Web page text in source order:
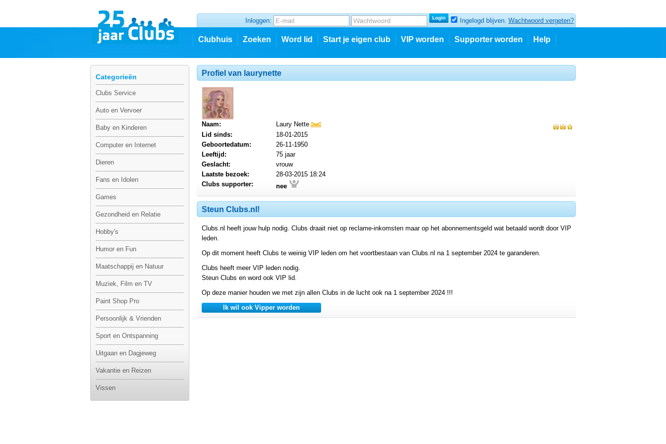
Inloggen: Ingelogd blijven. Wachtwoord vergeten?
Clubhuis Zoeken Word lid Start je eigen club VIP worden Supporter worden Help
Categorieën
Clubs Service
Auto en Vervoer
Baby en Kinderen
Computer en Internet
Dieren
Fans en Idolen
Games
Gezondheid en Relatie
Hobby's
Humor en Fun
Maatschappij en Natuur
Muziek, Film en TV
Paint Shop Pro
Persoonlijk & Vrienden
Sport en Ontspanning
Uitgaan en Dagjeweg
Vakantie en Reizen
Vissen
Profiel van laurynette
Naam: Laury Nette
Lid sinds:
18-01-2015
Geboortedatum:
26-11-1950
Leeftijd:
75 jaar
Geslacht:
vrouw
Laatste bezoek:
28-03-2015 18:24
Clubs supporter:
nee
Steun Clubs.nl!
Clubs.nl heeft jouw hulp nodig. Clubs draait niet op reclame-inkomsten maar op het abonnementsgeld wat betaald wordt door VIP
leden.
Op dit moment heeft Clubs te weinig VIP leden om het voortbestaan van Clubs.nl na 1 september 2024 te garanderen.
Clubs heeft meer VIP leden nodig.
Steun Clubs en word ook VIP lid.
Op deze manier houden we met zijn allen Clubs in de lucht ook na 1 september 2024 !!!